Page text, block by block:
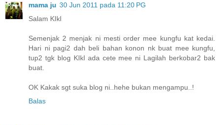
mama ju 30 Jun 2011 pada 11:20 PG
Salam KIkl
Semenjak 2 menjak ni mesti order mee kungfu kat kedai.
Hari ni pagi2 dah beli bahan konon nk buat mee kungfu,
tup2 tgk blog KIkl ada cete mee ni Lagilah berkobar2 bak
buat.
OK Kakak sgt suka blog ni..hehe bukan mengampu..!
Balas